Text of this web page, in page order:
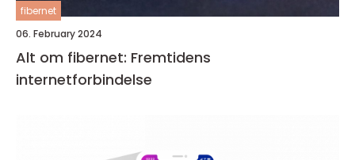
fibernet
06. February 2024
Alt om fibernet: Fremtidens
internetforbindelse